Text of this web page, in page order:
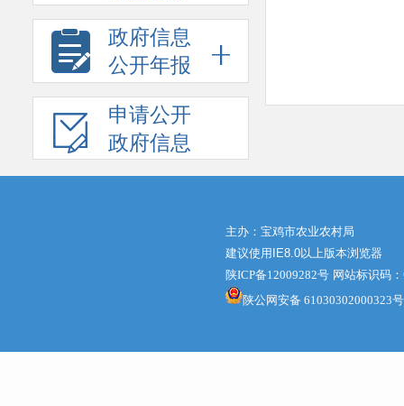
政府信息
公开年报
申请公开
政府信息
主办：宝鸡市农业农村局
建议使用IE8.0以上版本浏览器
陕ICP备12009282号 网站标识码
陕公网安备 61030302000323号